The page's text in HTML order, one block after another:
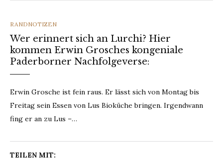
CATEGORIES
RANDNOTIZEN
Wer erinnert sich an Lurchi? Hier
kommen Erwin Grosches kongeniale
Paderborner Nachfolgeverse:
Erwin Grosche ist fein raus. Er lässt sich von Montag bis
Freitag sein Essen von Lus Bioküche bringen. Irgendwann
fing er an zu Lus –…
TEILEN MIT: